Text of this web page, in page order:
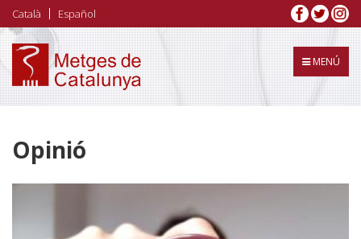
Vés
al
contingut
Català Español
MENÚ
Opinió